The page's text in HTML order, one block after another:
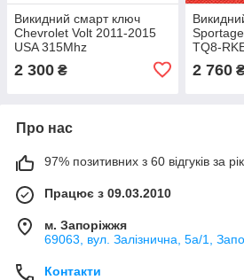
Викидний смарт ключ
Chevrolet Volt 2011-2015
USA 315Mhz
2 300 ₴
TQ8-
2 760
Про нас
97% позитивних з 60 відгуків за рік
Працює з 09.03.2010
м. Запоріжжя
69063, вул. Залізнична, 5а/1,
Контакти